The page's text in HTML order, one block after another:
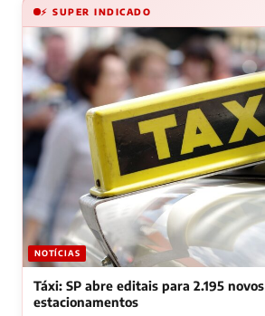
⚡ SUPER INDICADO
NOTÍCIAS
Táxi: SP abre editais para 2.195 novos
estacionamentos